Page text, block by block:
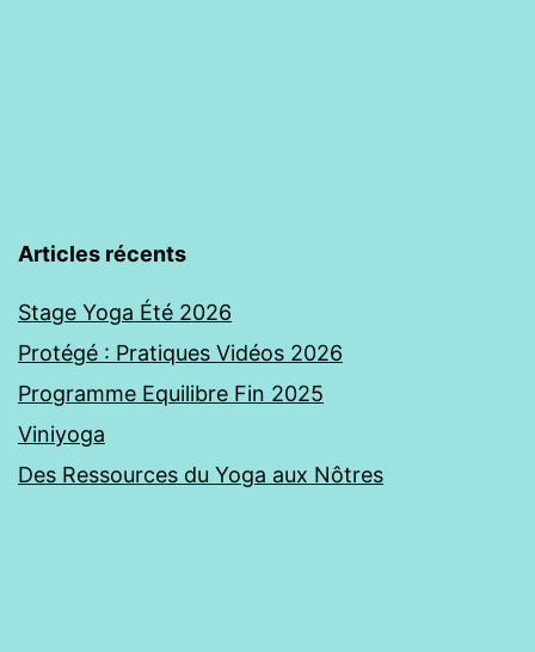
Articles récents
Stage Yoga Été 2026
Protégé : Pratiques Vidéos 2026
Programme Equilibre Fin 2025
Viniyoga
Des Ressources du Yoga aux Nôtres